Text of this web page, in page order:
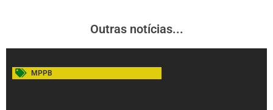
Outras notícias...
MPPB